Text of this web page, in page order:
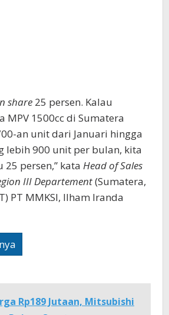
share 25 persen. Kalau
MPV 1500cc di Sumatera
an unit dari Januari hingga
lebih 900 unit per bulan, kita
persen,” kata Head of Sales
III Departement(Sumatera,
PT MMKSI, Ilham Iranda
Rp189 Jutaan, Mitsubishi